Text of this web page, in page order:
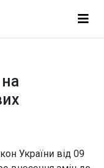
України від 09